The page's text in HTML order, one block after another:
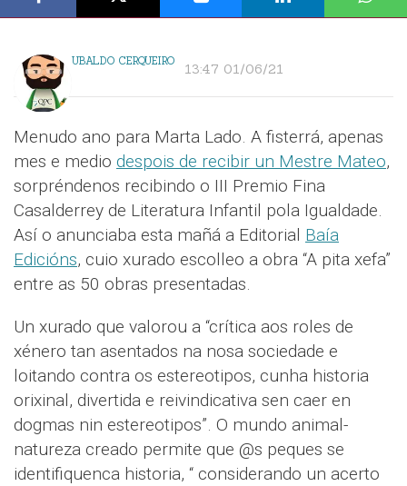
UBALDO CERQUEIRO 13:47 01/06/21
Menudo ano para Marta Lado. A fisterrá, apenas
mes e medio despois de recibir un Mestre Mateo,
sorpréndenos recibindo o III Premio Fina
Casalderrey de Literatura Infantil pola Igualdade.
Así o anunciaba esta mañá a Editorial Baía
Edicións, cuio xurado escolleo a obra “A pita xefa”
entre as 50 obras presentadas.
Un xurado que valorou a “crítica aos roles de
xénero tan asentados na nosa sociedade e
loitando contra os estereotipos, cunha historia
orixinal, divertida e reivindicativa sen caer en
dogmas nin estereotipos”. O mundo animal-
natureza creado permite que @s peques se
identifiquenca historia, “ considerando un acerto